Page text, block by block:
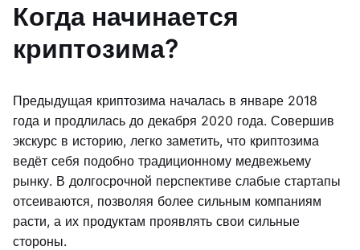
Когда начинается
криптозима?
Предыдущая криптозима началась в январе 2018
года и продлилась до декабря 2020 года. Совершив
экскурс в историю, легко заметить, что криптозима
ведёт себя подобно традиционному медвежьему
рынку. В долгосрочной перспективе слабые стартапы
отсеиваются, позволяя более сильным компаниям
расти, а их продуктам проявлять свои сильные
стороны.